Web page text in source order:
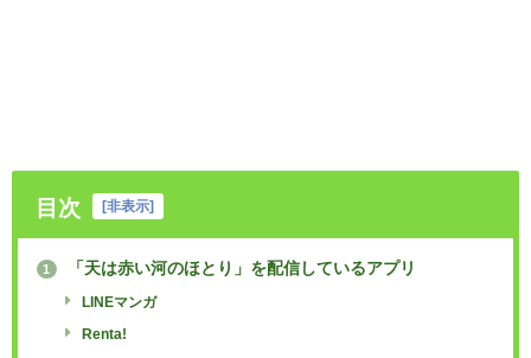
目次 [非表示]
1 「天は赤い河のほとり」を配信しているアプリ
LINEマンガ
Renta!